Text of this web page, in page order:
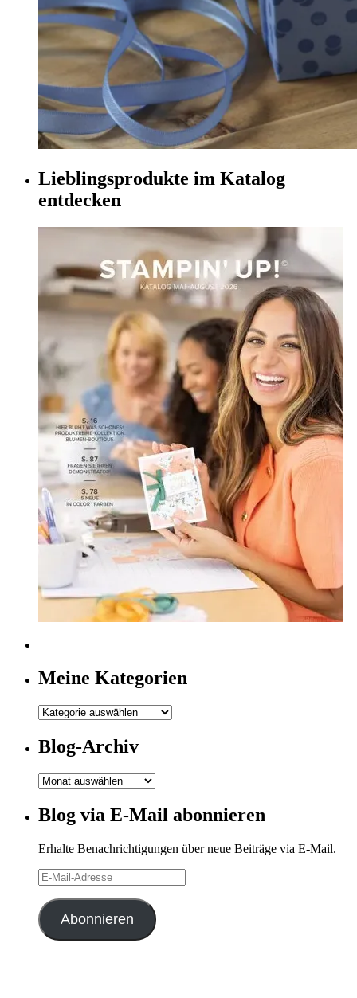
Lieblingsprodukte im Katalog
entdecken
Meine Kategorien
Meine
Blog-Archiv
Blog-
Blog via E-Mail abonnieren
Erhalte Benachrichtigungen über neue Beiträge via E-Mail.
E-
Mail-
Adresse
Abonnieren